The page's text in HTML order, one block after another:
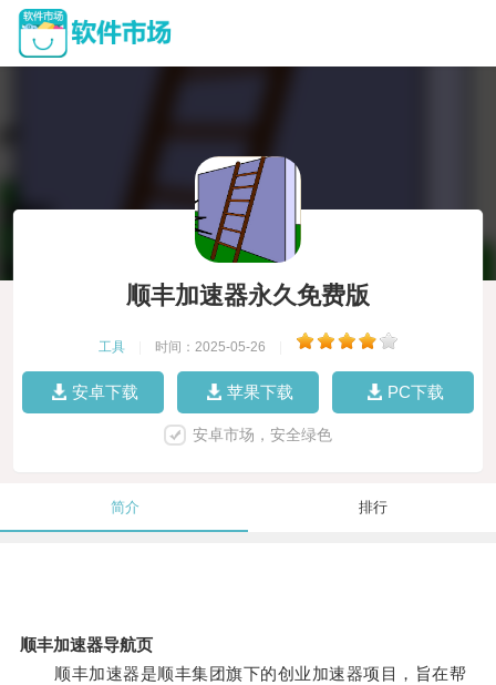
顺丰加速器永久免费版
工具 时间：2025-05-26
安卓下载 苹果下载 PC下载
安卓市场，安全绿色
简介 排行
顺丰加速器导航页
顺丰加速器是顺丰集团旗下的创业加速器项目，旨在帮